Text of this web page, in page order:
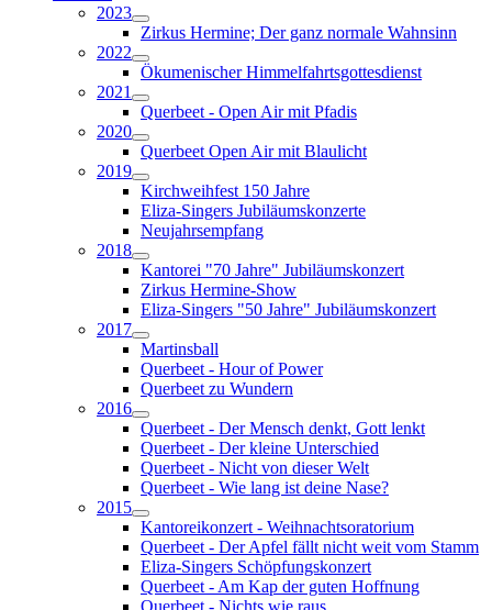
2023
Zirkus Hermine; Der ganz normale Wahnsinn
2022
Ökumenischer Himmelfahrtsgottesdienst
2021
Querbeet - Open Air mit Pfadis
2020
Querbeet Open Air mit Blaulicht
2019
Kirchweihfest 150 Jahre
Eliza-Singers Jubiläumskonzerte
Neujahrsempfang
2018
Kantorei "70 Jahre" Jubiläumskonzert
Zirkus Hermine-Show
Eliza-Singers "50 Jahre" Jubiläumskonzert
2017
Martinsball
Querbeet - Hour of Power
Querbeet zu Wundern
2016
Querbeet - Der Mensch denkt, Gott lenkt
Querbeet - Der kleine Unterschied
Querbeet - Nicht von dieser Welt
Querbeet - Wie lang ist deine Nase?
2015
Kantoreikonzert - Weihnachtsoratorium
Querbeet - Der Apfel fällt nicht weit vom Stamm
Eliza-Singers Schöpfungskonzert
Querbeet - Am Kap der guten Hoffnung
Querbeet - Nichts wie raus